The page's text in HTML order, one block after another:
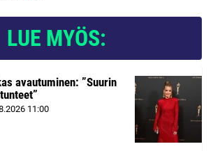
LUE MYÖS:
avautuminen: ”Suurin
11:00